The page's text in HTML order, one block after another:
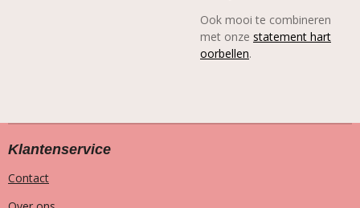
Ook mooi te combineren
met onze statement hart
oorbellen.
Klantenservice
Contact